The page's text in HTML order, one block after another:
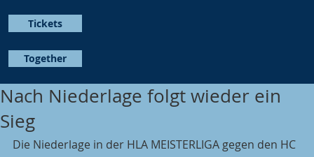
Together
Tickets
Nach Niederlage folgt wieder ein
Sieg
Die Niederlage in der HLA MEISTERLIGA gegen den HC